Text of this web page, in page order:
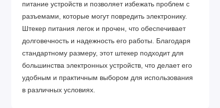
питание устройств и позволяет избежать проблем с
разъемами, которые могут повредить электронику.
Штекер питания легок и прочен, что обеспечивает
долговечность и надежность его работы. Благодаря
стандартному размеру, этот штекер подходит для
большинства электронных устройств, что делает его
удобным и практичным выбором для использования
в различных условиях.